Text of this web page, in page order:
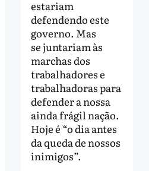
estariam
defendendo este
governo. Mas
se juntariam às
marchas dos
trabalhadores e
trabalhadoras para
defender a nossa
ainda frágil nação.
Hoje é “o dia antes
da queda de nossos
inimigos”.